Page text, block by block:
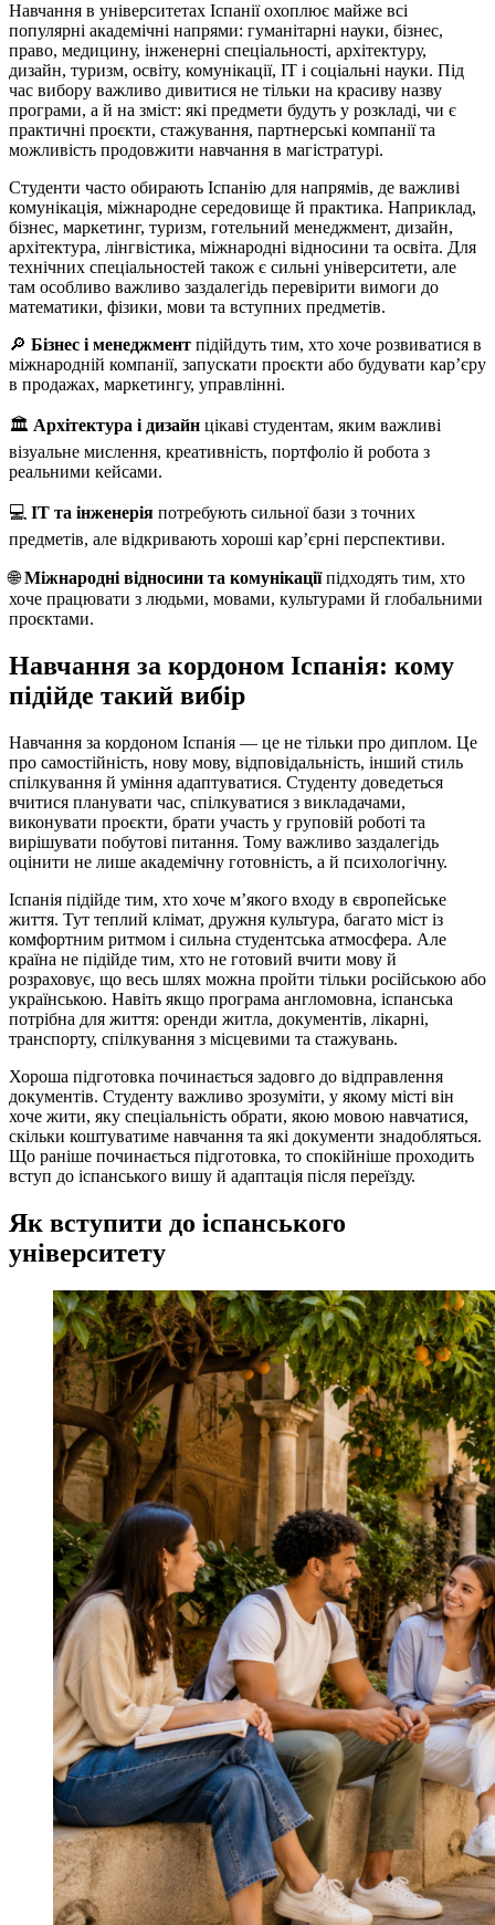
Навчання в університетах Іспанії охоплює майже всі
популярні академічні напрями: гуманітарні науки, бізнес,
право, медицину, інженерні спеціальності, архітектуру,
дизайн, туризм, освіту, комунікації, IT і соціальні науки. Під
час вибору важливо дивитися не тільки на красиву назву
програми, а й на зміст: які предмети будуть у розкладі, чи є
практичні проєкти, стажування, партнерські компанії та
можливість продовжити навчання в магістратурі.
Студенти часто обирають Іспанію для напрямів, де важливі
комунікація, міжнародне середовище й практика. Наприклад,
бізнес, маркетинг, туризм, готельний менеджмент, дизайн,
архітектура, лінгвістика, міжнародні відносини та освіта. Для
технічних спеціальностей також є сильні університети, але
там особливо важливо заздалегідь перевірити вимоги до
математики, фізики, мови та вступних предметів.
🔎 Бізнес і менеджмент підійдуть тим, хто хоче розвиватися в
міжнародній компанії, запускати проєкти або будувати кар’єру
в продажах, маркетингу, управлінні.
🏛️ Архітектура і дизайн цікаві студентам, яким важливі
візуальне мислення, креативність, портфоліо й робота з
реальними кейсами.
💻 IT та інженерія потребують сильної бази з точних
предметів, але відкривають хороші кар’єрні перспективи.
🌐Міжнародні відносини та комунікаціїпідходять тим, хто
хоче працювати з людьми, мовами, культурами й глобальними
проєктами.
Навчання за кордоном Іспанія: кому
підійде такий вибір
Навчання за кордоном Іспанія — це не тільки про диплом. Це
про самостійність, нову мову, відповідальність, інший стиль
спілкування й уміння адаптуватися. Студенту доведеться
вчитися планувати час, спілкуватися з викладачами,
виконувати проєкти, брати участь у груповій роботі та
вирішувати побутові питання. Тому важливо заздалегідь
оцінити не лише академічну готовність, а й психологічну.
Іспанія підійде тим, хто хоче м’якого входу в європейське
життя. Тут теплий клімат, дружня культура, багато міст із
комфортним ритмом і сильна студентська атмосфера. Але
країна не підійде тим, хто не готовий вчити мову й
розраховує, що весь шлях можна пройти тільки російською або
українською. Навіть якщо програма англомовна, іспанська
потрібна для життя: оренди житла, документів, лікарні,
транспорту, спілкування з місцевими та стажувань.
Хороша підготовка починається задовго до відправлення
документів. Студенту важливо зрозуміти, у якому місті він
хоче жити, яку спеціальність обрати, якою мовою навчатися,
скільки коштуватиме навчання та які документи знадобляться.
Що раніше починається підготовка, то спокійніше проходить
вступ до іспанського вишу й адаптація після переїзду.
Як вступити до іспанського
університету